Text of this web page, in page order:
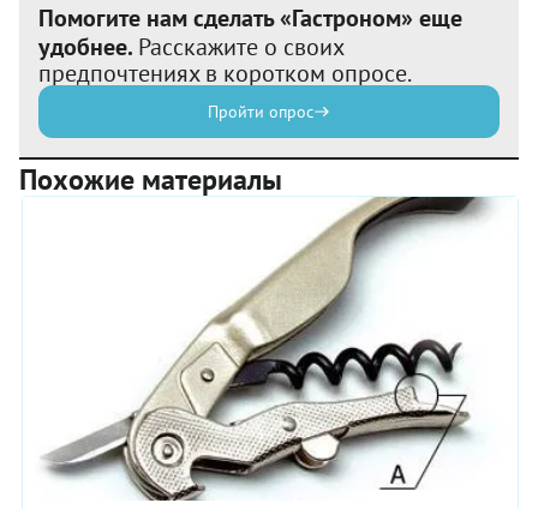
Помогите нам сделать «Гастроном» еще
удобнее. Расскажите о своих
предпочтениях в коротком опросе.
Пройти опрос
Похожие материалы